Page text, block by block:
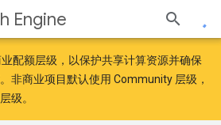
Engine
配额层级 ，以保护共享计算资源并确保
非商业项目默认使用 Community 层级，
级。